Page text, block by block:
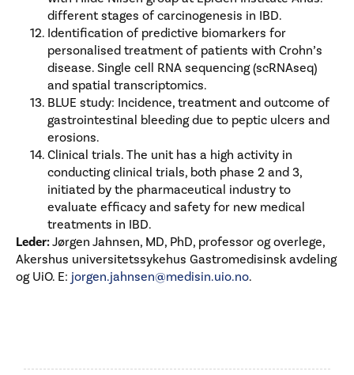
different stages of carcinogenesis in IBD.
Identification of predictive biomarkers for
personalised treatment of patients with Crohn’s
disease. Single cell RNA sequencing (scRNAseq)
and spatial transcriptomics.
BLUE study: Incidence, treatment and outcome of
gastrointestinal bleeding due to peptic ulcers and
erosions.
Clinical trials. The unit has a high activity in
conducting clinical trials, both phase 2 and 3,
initiated by the pharmaceutical industry to
evaluate efficacy and safety for new medical
treatments in IBD.
Leder:Jørgen Jahnsen, MD, PhD, professor og overlege,
Akershus universitetssykehus Gastromedisinsk avdeling
og UiO. E: jorgen.jahnsen@medisin.uio.no.